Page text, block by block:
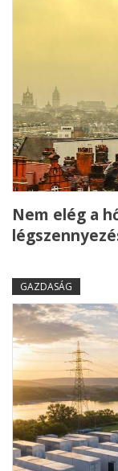
Nem elég a
GAZDASÁG